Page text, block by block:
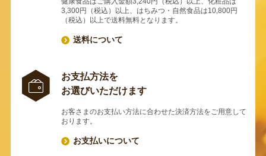
3,300円（税込）以上、はちみつ・自然食品は10,800円
（税込）以上で送料無料となります。
送料について
お支払方法を
お選びいただけます
お客さまのお支払い方法に合わせた決済方法をご用意して
おります。
お支払いについて